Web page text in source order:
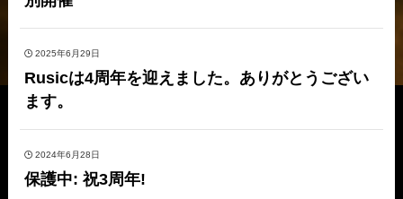
2025年6月29日
Rusicは4周年を迎えました。ありがとうござい
ます。
2024年6月28日
保護中: 祝3周年!